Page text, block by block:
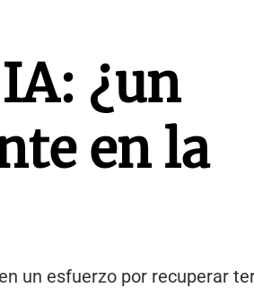
¿un
en la
un esfuerzo por recuperar